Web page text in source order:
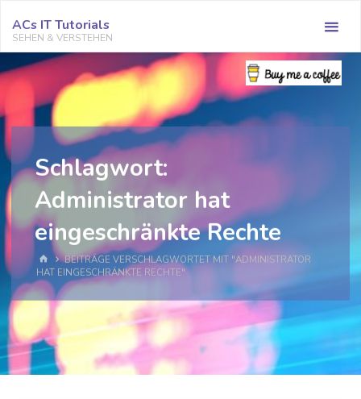
Inhalt
springen
ACs IT Tutorials
SEHEN & VERSTEHEN
Schlagwort:
Administrator hat
eingeschränkte Rechte
START
BEITRÄGE VERSCHLAGWORTET MIT "ADMINISTRATOR
HAT EINGESCHRÄNKTE RECHTE"